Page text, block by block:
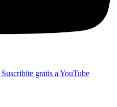
Suscribite gratis a YouTube